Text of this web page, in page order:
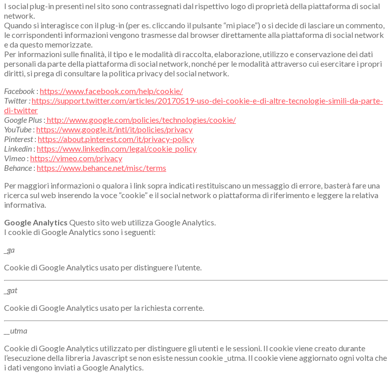
I social plug-in presenti nel sito sono contrassegnati dal rispettivo logo di proprietà della piattaforma di social
network.
Quando si interagisce con il plug-in (per es. cliccando il pulsante “mi piace”) o si decide di lasciare un commento,
le corrispondenti informazioni vengono trasmesse dal browser direttamente alla piattaforma di social network
e da questo memorizzate.
Per informazioni sulle finalità, il tipo e le modalità di raccolta, elaborazione, utilizzo e conservazione dei dati
personali da parte della piattaforma di social network, nonché per le modalità attraverso cui esercitare i propri
diritti, si prega di consultare la politica privacy del social network.
Facebook : https://www.facebook.com/help/cookie/
Twitter :https://support.twitter.com/articles/20170519-uso-dei-cookie-e-di-altre-tecnologie-simili-da-parte-
di-twitter
Google Plus : http://www.google.com/policies/technologies/cookie/
YouTube : https://www.google.it/intl/it/policies/privacy
Pinterest: https://about.pinterest.com/it/privacy-policy
Linkedin : https://www.linkedin.com/legal/cookie_policy
Vimeo : https://vimeo.com/privacy
Behance : https://www.behance.net/misc/terms
Per maggiori informazioni o qualora i link sopra indicati restituiscano un messaggio di errore, basterà fare una
ricerca sul web inserendo la voce “cookie” e il social network o piattaforma di riferimento e leggere la relativa
informativa.
Google Analytics Questo sito web utilizza Google Analytics.
I cookie di Google Analytics sono i seguenti:
_ga
Cookie di Google Analytics usato per distinguere l’utente.
_gat
Cookie di Google Analytics usato per la richiesta corrente.
__utma
Cookie di Google Analytics utilizzato per distinguere gli utenti e le sessioni. Il cookie viene creato durante
l’esecuzione della libreria Javascript se non esiste nessun cookie _utma. Il cookie viene aggiornato ogni volta che
i dati vengono inviati a Google Analytics.